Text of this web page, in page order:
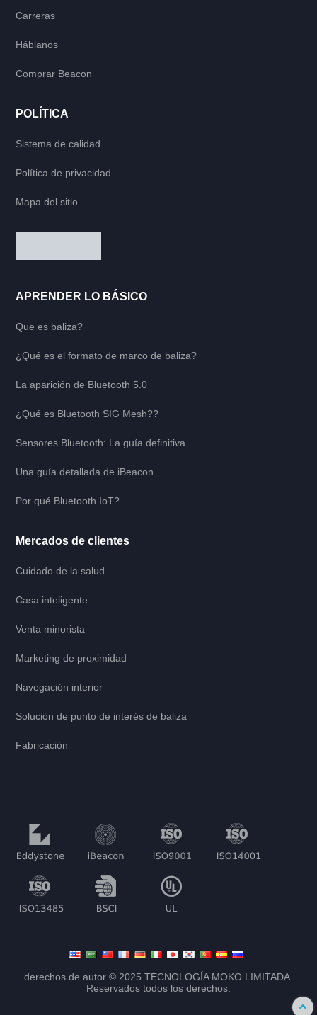
Carreras
Háblanos
Comprar Beacon
POLÍTICA
Sistema de calidad
Política de privacidad
Mapa del sitio
APRENDER LO BÁSICO
Que es baliza?
¿Qué es el formato de marco de baliza?
La aparición de Bluetooth 5.0
¿Qué es Bluetooth SIG Mesh??
Sensores Bluetooth: La guía definitiva
Una guía detallada de iBeacon
Por qué Bluetooth IoT?
Mercados de clientes
Cuidado de la salud
Casa inteligente
Venta minorista
Marketing de proximidad
Navegación interior
Solución de punto de interés de baliza
Fabricación
derechos de autor © 2025 TECNOLOGÍA MOKO LIMITADA.
Reservados todos los derechos.